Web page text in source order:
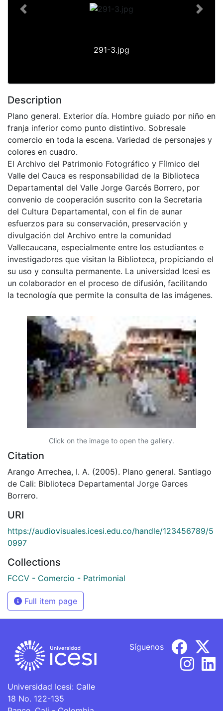
291-3.jpg
Previous Next
Description
Plano general. Exterior día. Hombre guiado por niño en
franja inferior como punto distintivo. Sobresale
comercio en toda la escena. Variedad de personajes y
colores en cuadro.
El Archivo del Patrimonio Fotográfico y Fílmico del
Valle del Cauca es responsabilidad de la Biblioteca
Departamental del Valle Jorge Garcés Borrero, por
convenio de cooperación suscrito con la Secretaria
del Cultura Departamental, con el fin de aunar
esfuerzos para su conservación, preservación y
divulgación del Archivo entre la comunidad
Vallecaucana, especialmente entre los estudiantes e
investigadores que visitan la Biblioteca, propiciando el
su uso y consulta permanente. La universidad Icesi es
un colaborador en el proceso de difusión, facilitando
la tecnología que permite la consulta de las imágenes.
Click on the image to open the gallery.
Citation
Arango Arrechea, I. A. (2005). Plano general. Santiago
de Cali: Biblioteca Departamental Jorge Garces
Borrero.
URI
https://audiovisuales.icesi.edu.co/handle/123456789/5
0997
Collections
FCCV - Comercio - Patrimonial
Full item page
Universidad Icesi: Calle
18 No. 122-135
Síguenos